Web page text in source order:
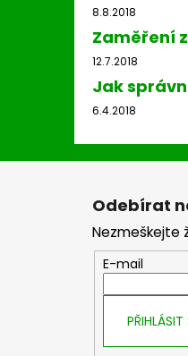
8.8.2018
Zaměření
12.7.2018
Jak
6.4.2018
Z
Odebírat
Nezmeškejte
E-mail
PŘIHLÁSIT